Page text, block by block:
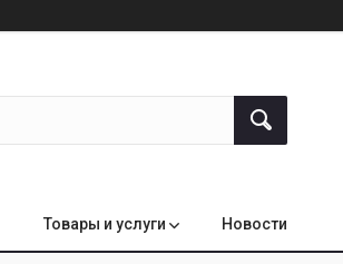
Товары и услуги Новости